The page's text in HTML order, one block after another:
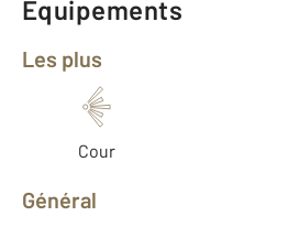
Équipements
Les plus
Cour
Général